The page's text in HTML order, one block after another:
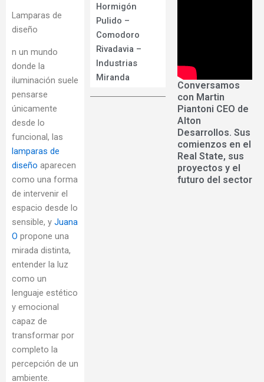
Lamparas de
diseño
n un mundo
donde la
iluminación suele
pensarse
únicamente
desde lo
funcional, las
lamparas de
diseño aparecen
como una forma
de intervenir el
espacio desde lo
sensible, y Juana
O propone una
mirada distinta,
entender la luz
como un
lenguaje estético
y emocional
capaz de
transformar por
completo la
percepción de un
ambiente.
Hormigón
Pulido –
Comodoro
Rivadavia –
Industrias
Miranda
Conversamos
con Martin
Piantoni CEO de
Alton
Desarrollos. Sus
comienzos en el
Real State, sus
proyectos y el
futuro del sector